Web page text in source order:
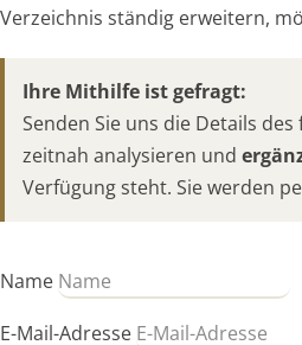
Verzeichnis ständig erweitern,
Ihre Mithilfe ist gefragt:
Senden Sie uns die Details
zeitnah analysieren und
Verfügung steht. Sie werden
Name
E-Mail-Adresse